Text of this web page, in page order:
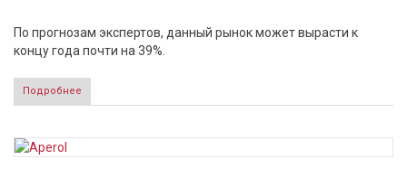
По прогнозам экспертов, данный рынок может вырасти к
концу года почти на 39%.
Подробнее